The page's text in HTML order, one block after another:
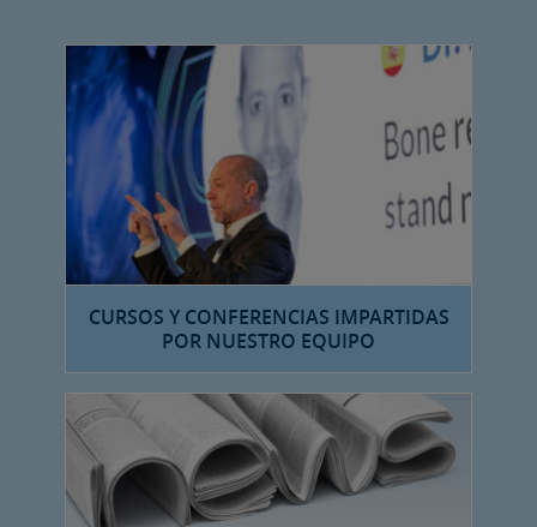
CURSOS Y CONFERENCIAS IMPARTIDAS
POR NUESTRO EQUIPO